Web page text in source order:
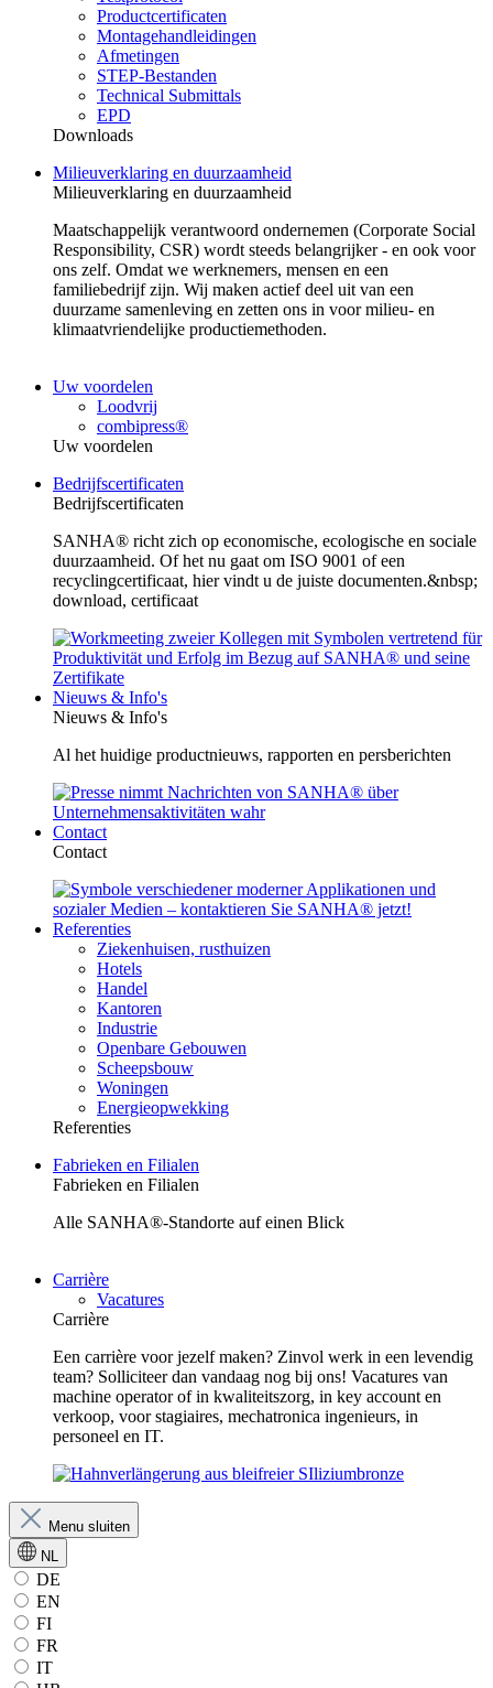
Productcertificaten
Montagehandleidingen
Afmetingen
STEP-Bestanden
Technical Submittals
EPD
Downloads
Milieuverklaring en duurzaamheid
Milieuverklaring en duurzaamheid
Maatschappelijk verantwoord ondernemen (Corporate Social
Responsibility, CSR) wordt steeds belangrijker - en ook voor
ons zelf. Omdat we werknemers, mensen en een
familiebedrijf zijn. Wij maken actief deel uit van een
duurzame samenleving en zetten ons in voor milieu- en
klimaatvriendelijke productiemethoden.
Uw voordelen
Loodvrij
combipress®
Uw voordelen
Bedrijfscertificaten
Bedrijfscertificaten
SANHA® richt zich op economische, ecologische en sociale
duurzaamheid. Of het nu gaat om ISO 9001 of een
recyclingcertificaat, hier vindt u de juiste documenten.&nbsp;
download, certificaat
Nieuws & Info's
Nieuws & Info's
Al het huidige productnieuws, rapporten en persberichten
Contact
Contact
Referenties
Ziekenhuisen, rusthuizen
Hotels
Handel
Kantoren
Industrie
Openbare Gebouwen
Scheepsbouw
Woningen
Energieopwekking
Referenties
Fabrieken en Filialen
Fabrieken en Filialen
Alle SANHA®-Standorte auf einen Blick
Carrière
Vacatures
Carrière
Een carrière voor jezelf maken? Zinvol werk in een levendig
team? Solliciteer dan vandaag nog bij ons! Vacatures van
machine operator of in kwaliteitszorg, in key account en
verkoop, voor stagiaires, mechatronica ingenieurs, in
personeel en IT.
Menu sluiten
NL
DE
EN
FI
FR
IT